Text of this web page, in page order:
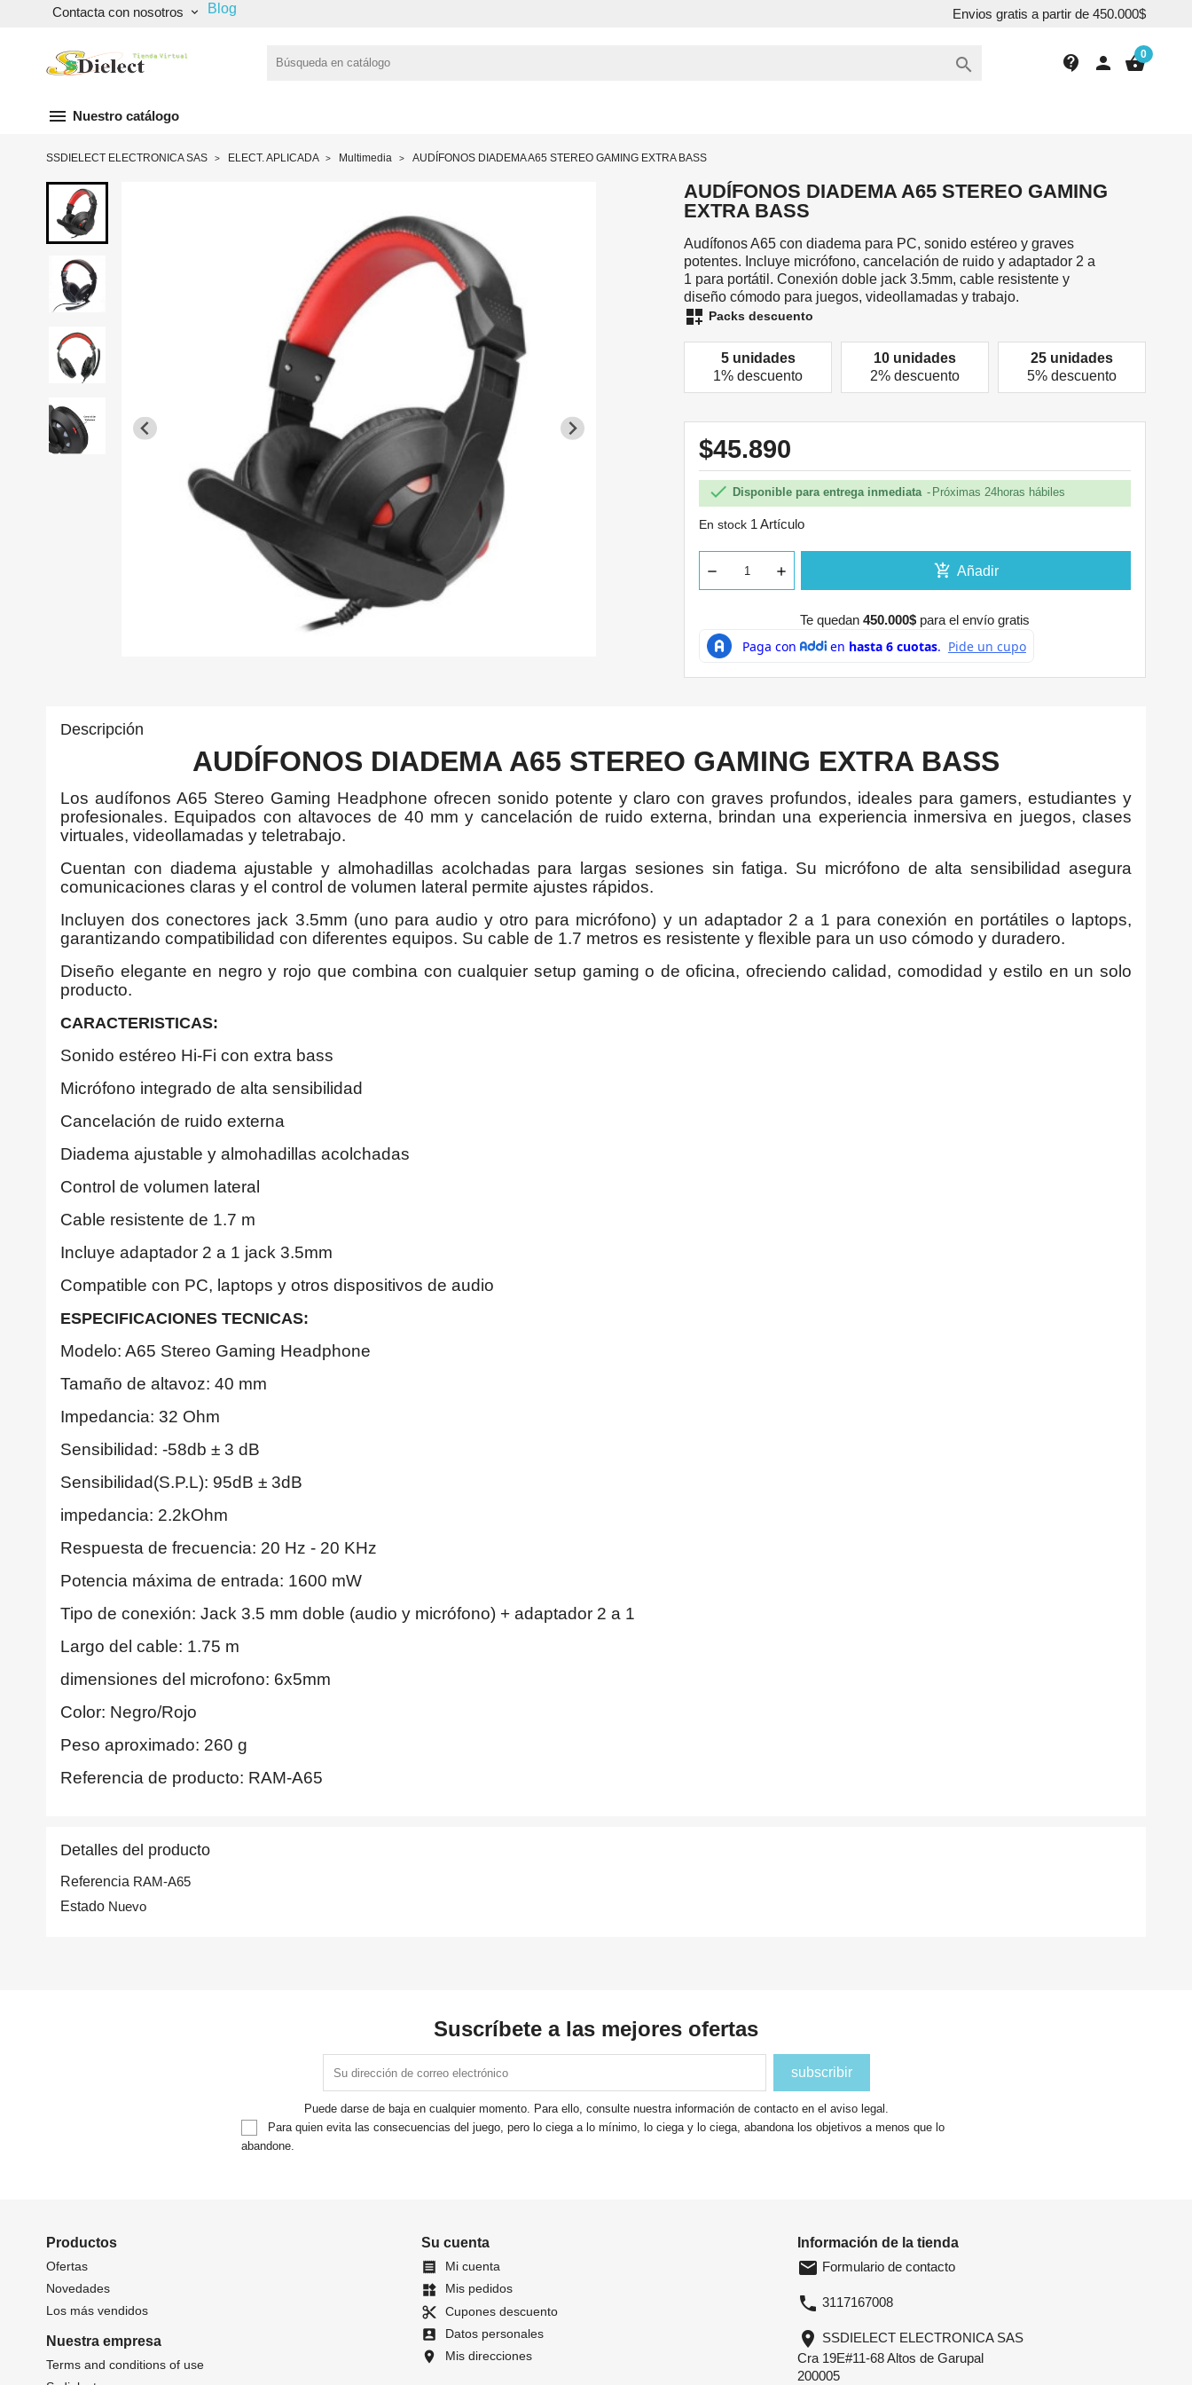
Contacta con nosotros keyboard_arrow_down Blog Envios gratis a partir de 450.000$
 contact_support person shopping_basket
0
menu Nuestro catálogo
SSDIELECT ELECTRONICA SAS ELECT. APLICADA Multimedia AUDÍFONOS DIADEMA A65 STEREO GAMING EXTRA BASS
AUDÍFONOS DIADEMA A65 STEREO GAMING
EXTRA BASS
Audífonos A65 con diadema para PC, sonido estéreo y graves
potentes. Incluye micrófono, cancelación de ruido y adaptador 2 a
1 para portátil. Conexión doble jack 3.5mm, cable resistente y
diseño cómodo para juegos, videollamadas y trabajo.
dashboard_customize Packs descuento
5 unidades
1% descuento
10 unidades
2% descuento
25 unidades
5% descuento
$45.890
 Disponible para entrega inmediata Próximas 24horas hábiles
En stock 1 Artículo
add_shopping_cart Añadir
Te quedan450.000$ para el envío gratis
Descripción
AUDÍFONOS DIADEMA A65 STEREO GAMING EXTRA BASS
Los audífonos A65 Stereo Gaming Headphone ofrecen sonido potente y claro con graves profundos, ideales para gamers, estudiantes y
profesionales. Equipados con altavoces de 40 mm y cancelación de ruido externa, brindan una experiencia inmersiva en juegos, clases
virtuales, videollamadas y teletrabajo.
Cuentan con diadema ajustable y almohadillas acolchadas para largas sesiones sin fatiga. Su micrófono de alta sensibilidad asegura
comunicaciones claras y el control de volumen lateral permite ajustes rápidos.
Incluyen dos conectores jack 3.5mm (uno para audio y otro para micrófono) y un adaptador 2 a 1 para conexión en portátiles o laptops,
garantizando compatibilidad con diferentes equipos. Su cable de 1.7 metros es resistente y flexible para un uso cómodo y duradero.
Diseño elegante en negro y rojo que combina con cualquier setup gaming o de oficina, ofreciendo calidad, comodidad y estilo en un solo
producto.
CARACTERISTICAS:
Sonido estéreo Hi-Fi con extra bass
Micrófono integrado de alta sensibilidad
Cancelación de ruido externa
Diadema ajustable y almohadillas acolchadas
Control de volumen lateral
Cable resistente de 1.7 m
Incluye adaptador 2 a 1 jack 3.5mm
Compatible con PC, laptops y otros dispositivos de audio
ESPECIFICACIONES TECNICAS:
Modelo: A65 Stereo Gaming Headphone
Tamaño de altavoz: 40 mm
Impedancia: 32 Ohm
Sensibilidad: -58db ± 3 dB
Sensibilidad(S.P.L): 95dB ± 3dB
impedancia: 2.2kOhm
Respuesta de frecuencia: 20 Hz - 20 KHz
Potencia máxima de entrada: 1600 mW
Tipo de conexión: Jack 3.5 mm doble (audio y micrófono) + adaptador 2 a 1
Largo del cable: 1.75 m
dimensiones del microfono: 6x5mm
Color: Negro/Rojo
Peso aproximado: 260 g
Referencia de producto: RAM-A65
Detalles del producto
Referencia RAM-A65
Estado Nuevo
Suscríbete a las mejores ofertas
Puede darse de baja en cualquier momento. Para ello, consulte nuestra información de contacto en el aviso legal.
Para quien evita las consecuencias del juego, pero lo ciega a lo mínimo, lo ciega y lo ciega, abandona los objetivos a menos que lo
abandone.
Productos
Ofertas
Novedades
Los más vendidos
Nuestra empresa
Terms and conditions of use
Su cuenta
 Mi cuenta
widgets Mis pedidos
content_cut Cupones descuento
account_box Datos personales
location_on Mis direcciones
Información de la tienda
email Formulario de contacto
phone 3117167008
location_on SSDIELECT ELECTRONICA SAS
Cra 19E#11-68 Altos de Garupal
200005